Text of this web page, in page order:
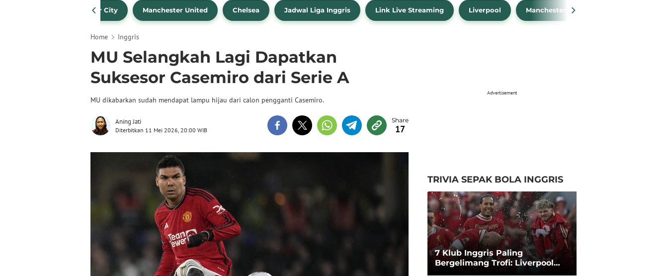
Manchester City Manchester United Chelsea Jadwal Liga Inggris Link Live Streaming Liverpool Manchester City
Home Inggris
MU Selangkah Lagi Dapatkan
Suksesor Casemiro dari Serie A
MU dikabarkan sudah mendapat lampu hijau dari calon pengganti Casemiro.
Aning Jati
Diterbitkan 11 Mei 2026, 20:00 WIB 17
Advertisement
TRIVIA SEPAK BOLA INGGRIS
7 Klub Inggris Paling
Bergelimang Trofi: Liverpool